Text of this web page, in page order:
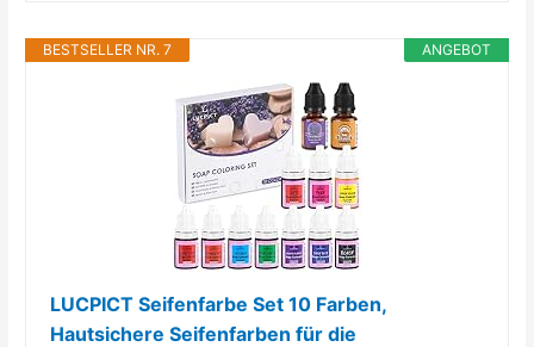
ANGEBOT
BESTSELLER NR. 7
LUCPICT Seifenfarbe Set 10 Farben,
Hautsichere Seifenfarben für die